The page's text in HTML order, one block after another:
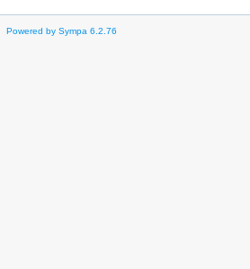
Powered by Sympa 6.2.76